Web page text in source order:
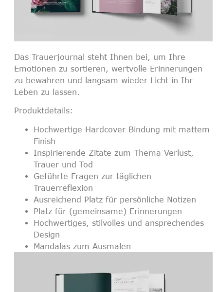
Das Trauerjournal
steht Ihnen bei, um Ihre
Emotionen zu sortieren, wertvolle Erinnerungen
zu bewahren und langsam wieder Licht in Ihr
Leben zu lassen.
Produktdetails:
Hochwertige Hardcover Bindung mit mattem
Finish
Inspirierende Zitate zum Thema Verlust,
Trauer und Tod
Geführte Fragen zur täglichen
Trauerreflexion
Ausreichend Platz für persönliche Notizen
Platz für (gemeinsame) Erinnerungen
Hochwertiges, stilvolles und ansprechendes
Design
Mandalas zum Ausmalen